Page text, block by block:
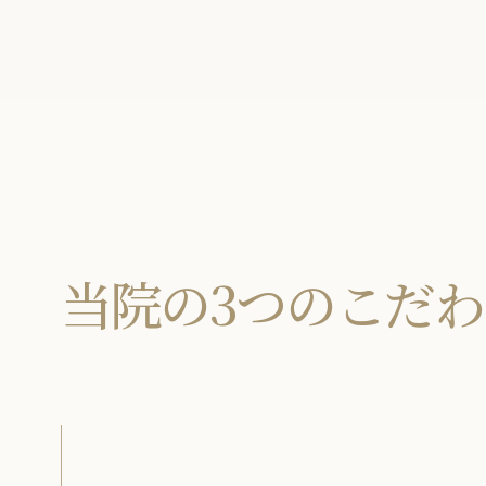
当院の3つのこだ